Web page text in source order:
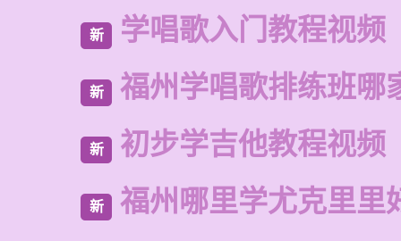
新 学唱歌入门教程视频
新 福州学唱歌排练班哪
新 初步学吉他教程视频
新 福州哪里学尤克里里